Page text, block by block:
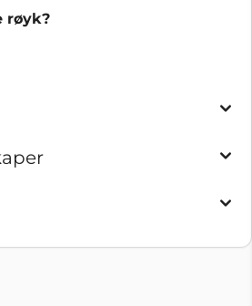
røyk?